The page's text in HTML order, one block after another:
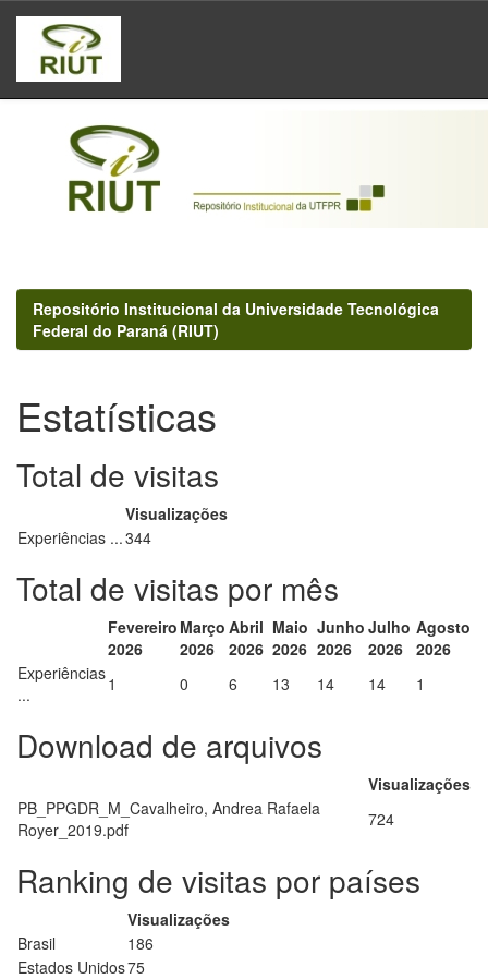
Skip
navigation
Repositório Institucional da Universidade Tecnológica
Federal do Paraná (RIUT)
Estatísticas
Total de visitas
Visualizações
Experiências ...344
Total de visitas por mês
Fevereiro
2026
Março
2026
Abril
2026
Maio
2026
Junho
2026
Julho
2026
Agosto
2026
Experiências
...
1 0 6 13 14 14 1
Download de arquivos
Visualizações
PB_PPGDR_M_Cavalheiro, Andrea Rafaela
Royer_2019.pdf
724
Ranking de visitas por países
Visualizações
Brasil
186
Estados Unidos75